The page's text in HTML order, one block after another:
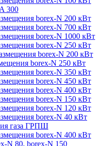
300
borex-N 200 кВт
borex-N 700 кВт
borex-N 1000 кВт
borex-N 250 кВт
borex-N 200 кВт
borex-N 250 кВт
borex-N 350 кВт
borex-N 450 кВт
borex-N 400 кВт
borex-N 150 кВт
borex-N 120 кВт
borex-N 40 кВт
газа ГРПШ
borex-N 400 кВт
N 80, borex-N 150